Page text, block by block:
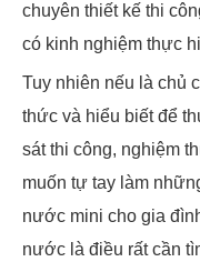
chuyên thiết kế thi
có kinh nghiệm thực
Tuy nhiên nếu là chủ
thức và hiểu biết để
sát thi công, nghiệm
muốn tự tay làm
nước mini cho gia
nước là điều rất cần